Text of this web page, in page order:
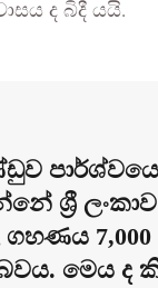
ද බිදී යයි.
ශ්‍රී
මෙය ද